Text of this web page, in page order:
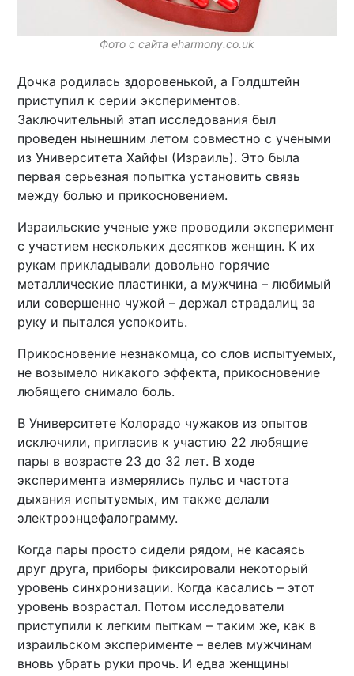
Фото с сайта eharmony.co.uk
Дочка родилась здоровенькой, а Голдштейн
приступил к серии экспериментов.
Заключительный этап исследования был
проведен нынешним летом совместно с учеными
из Университета Хайфы (Израиль). Это была
первая серьезная попытка установить связь
между болью и прикосновением.
Израильские ученые уже проводили эксперимент
с участием нескольких десятков женщин. К их
рукам прикладывали довольно горячие
металлические пластинки, а мужчина – любимый
или совершенно чужой – держал страдалиц за
руку и пытался успокоить.
Прикосновение незнакомца, со слов испытуемых,
не возымело никакого эффекта, прикосновение
любящего снимало боль.
В Университете Колорадо чужаков из опытов
исключили, пригласив к участию 22 любящие
пары в возрасте 23 до 32 лет. В ходе
эксперимента измерялись пульс и частота
дыхания испытуемых, им также делали
электроэнцефалограмму.
Когда пары просто сидели рядом, не касаясь
друг друга, приборы фиксировали некоторый
уровень синхронизации. Когда касались – этот
уровень возрастал. Потом исследователи
приступили к легким пыткам – таким же, как в
израильском эксперименте – велев мужчинам
вновь убрать руки прочь. И едва женщины